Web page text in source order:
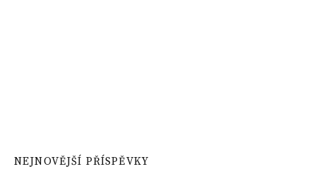
NEJNOVĚJŠÍ PŘÍSPĚVKY